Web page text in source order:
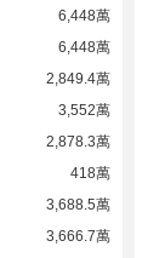
6,448萬
6,448萬
2,849.4萬
3,552萬
2,878.3萬
418萬
3,688.5萬
3,666.7萬